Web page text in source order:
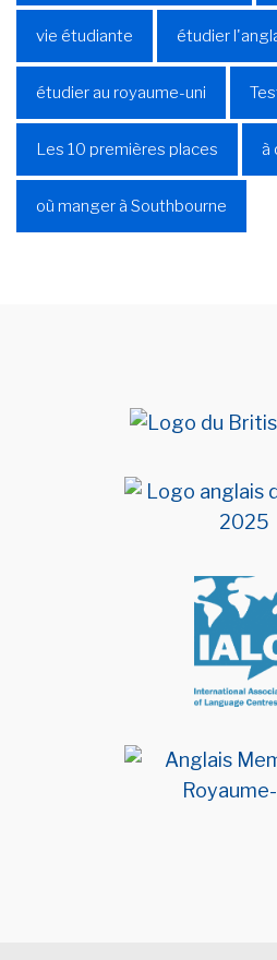
vie étudiante étudier
étudier au royaume-uni
Les 10 premières places à
où manger à Southbourne